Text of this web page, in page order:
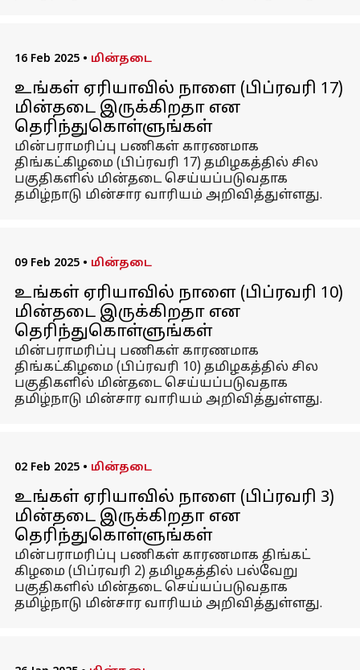
16 Feb 2025 • மின்தடை
உங்கள் ஏரியாவில் நாளை (பிப்ரவரி 17)
மின்தடை இருக்கிறதா என
தெரிந்துகொள்ளுங்கள்
மின்பராமரிப்பு பணிகள் காரணமாக
திங்கட்கிழமை (பிப்ரவரி 17) தமிழகத்தில் சில
பகுதிகளில் மின்தடை செய்யப்படுவதாக
தமிழ்நாடு மின்சார வாரியம் அறிவித்துள்ளது.
09 Feb 2025 • மின்தடை
உங்கள் ஏரியாவில் நாளை (பிப்ரவரி 10)
மின்தடை இருக்கிறதா என
தெரிந்துகொள்ளுங்கள்
மின்பராமரிப்பு பணிகள் காரணமாக
திங்கட்கிழமை (பிப்ரவரி 10) தமிழகத்தில் சில
பகுதிகளில் மின்தடை செய்யப்படுவதாக
தமிழ்நாடு மின்சார வாரியம் அறிவித்துள்ளது.
02 Feb 2025 • மின்தடை
உங்கள் ஏரியாவில் நாளை (பிப்ரவரி 3)
மின்தடை இருக்கிறதா என
தெரிந்துகொள்ளுங்கள்
மின்பராமரிப்பு பணிகள் காரணமாக திங்கட்
கிழமை (பிப்ரவரி 2) தமிழகத்தில் பல்வேறு
பகுதிகளில் மின்தடை செய்யப்படுவதாக
தமிழ்நாடு மின்சார வாரியம் அறிவித்துள்ளது.